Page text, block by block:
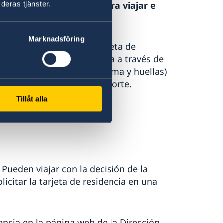
tjänster.
Marknadsföring
Tillåt alla
tarjeta de residencia para viajar e
es obligatorio tener la tarjeta de
deben tramitar la tarjeta a través de
(fotografía, firma y huellas)
o verificación del pasaporte.
Pueden viajar con la decisión de la
la tarjeta de residencia en una